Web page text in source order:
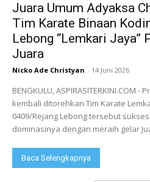
Juara Umum Adyaksa
Tim Karate Binaan
Lebong “Lemkari Jaya”
Juara
Nicko Ade Christyan - 14 Juni 2026
BENGKULU, ASPIRASITERKINI.COM
kembali ditorehkan Tim Karate
0409/Rejang Lebong tersebut
dominasinya dengan meraih gelar
Baca Selengkapnya